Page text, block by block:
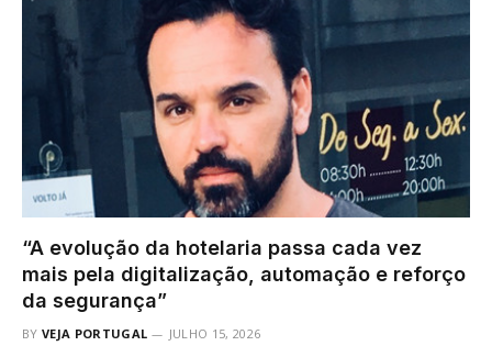
“A evolução da hotelaria passa cada vez
mais pela digitalização, automação e reforço
da segurança”
BY VEJA PORTUGAL JULHO 15, 2026